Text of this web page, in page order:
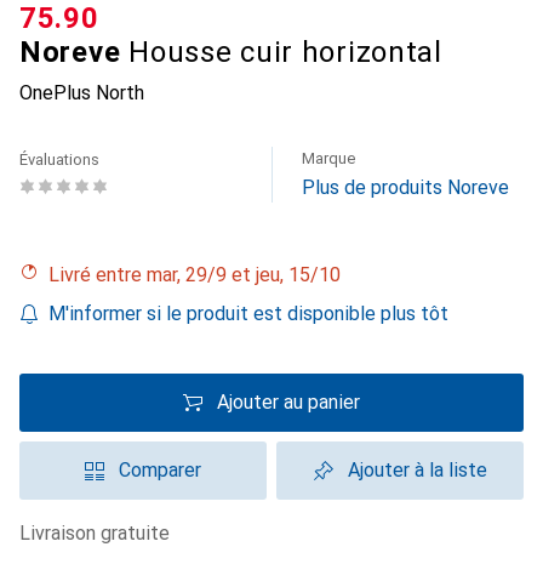
Noreve Housse cuir horizontal
OnePlus North
CHF
75.90
Évaluations Marque
Plus de produits Noreve
Livré entre mar, 29/9 et jeu, 15/10
M'informer si le produit est disponible plus tôt
Ajouter au panier
Comparer Ajouter à la liste
livraison gratuite